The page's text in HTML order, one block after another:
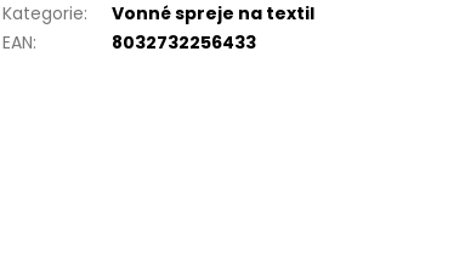
Kategorie:
Vonné spreje na textil
EAN: 8032732256433